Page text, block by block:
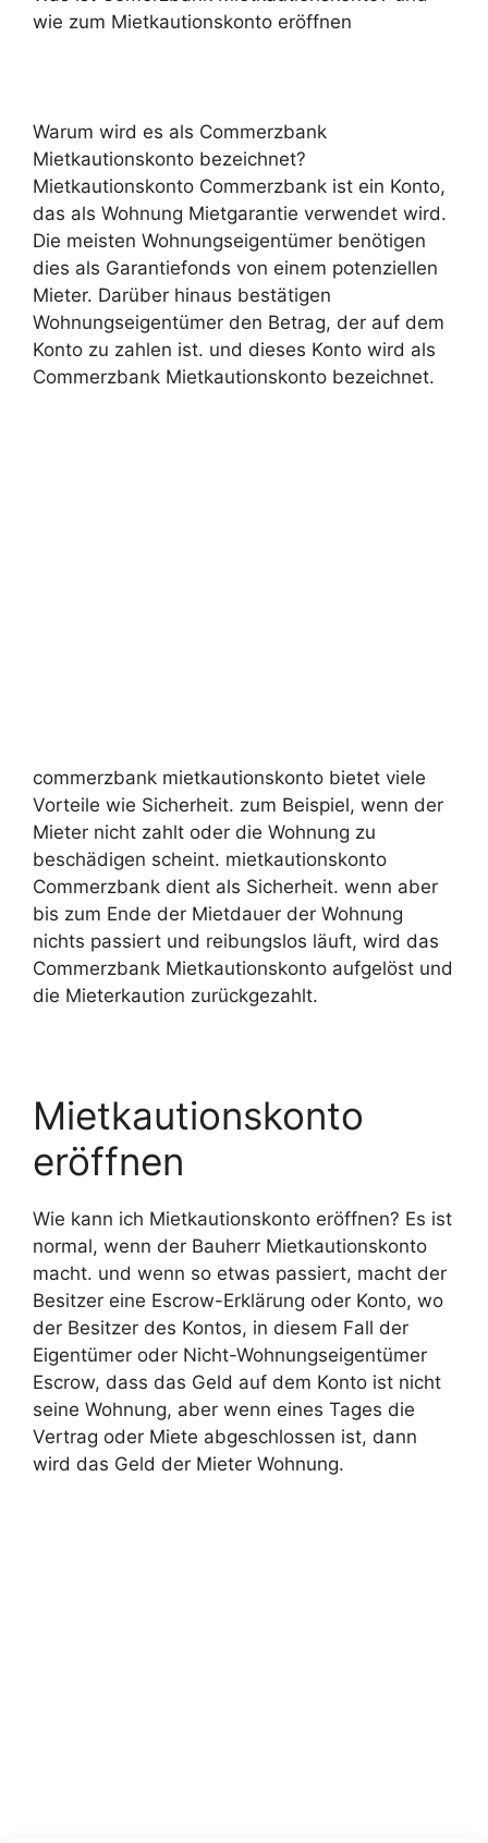
wie zum Mietkautionskonto eröffnen
Warum wird es als Commerzbank
Mietkautionskonto bezeichnet?
Mietkautionskonto Commerzbank ist ein Konto,
das als Wohnung Mietgarantie verwendet wird.
Die meisten Wohnungseigentümer benötigen
dies als Garantiefonds von einem potenziellen
Mieter. Darüber hinaus bestätigen
Wohnungseigentümer den Betrag, der auf dem
Konto zu zahlen ist. und dieses Konto wird als
Commerzbank Mietkautionskonto bezeichnet.
commerzbank mietkautionskonto bietet viele
Vorteile wie Sicherheit. zum Beispiel, wenn der
Mieter nicht zahlt oder die Wohnung zu
beschädigen scheint. mietkautionskonto
Commerzbank dient als Sicherheit. wenn aber
bis zum Ende der Mietdauer der Wohnung
nichts passiert und reibungslos läuft, wird das
Commerzbank Mietkautionskonto aufgelöst und
die Mieterkaution zurückgezahlt.
Mietkautionskonto
eröffnen
Wie kann ich Mietkautionskonto eröffnen? Es ist
normal, wenn der Bauherr Mietkautionskonto
macht. und wenn so etwas passiert, macht der
Besitzer eine Escrow-Erklärung oder Konto, wo
der Besitzer des Kontos, in diesem Fall der
Eigentümer oder Nicht-Wohnungseigentümer
Escrow, dass das Geld auf dem Konto ist nicht
seine Wohnung, aber wenn eines Tages die
Vertrag oder Miete abgeschlossen ist, dann
wird das Geld der Mieter Wohnung.